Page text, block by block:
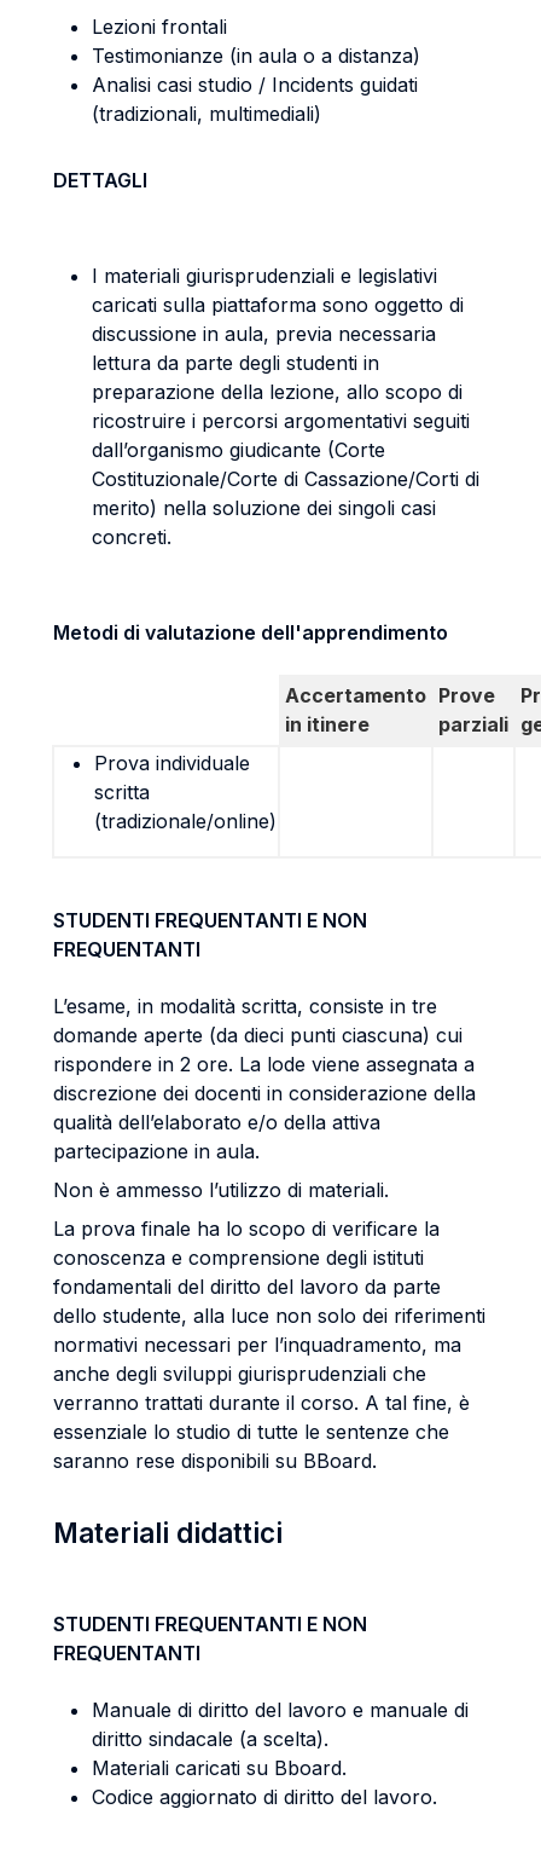
Lezioni frontali
Testimonianze (in aula o a distanza)
Analisi casi studio / Incidents guidati
(tradizionali, multimediali)
DETTAGLI
I materiali giurisprudenziali e legislativi
caricati sulla piattaforma sono oggetto di
discussione in aula, previa necessaria
lettura da parte degli studenti in
preparazione della lezione, allo scopo di
ricostruire i percorsi argomentativi seguiti
dall’organismo giudicante (Corte
Costituzionale/Corte di Cassazione/Corti di
merito) nella soluzione dei singoli casi
concreti.
Metodi di valutazione dell'apprendimento
Accertamento
in itinere
Prove
parziali
Prova individuale
scritta
(tradizionale/online)
STUDENTI FREQUENTANTI E NON
FREQUENTANTI
L’esame, in modalità scritta, consiste in tre
domande aperte (da dieci punti ciascuna) cui
rispondere in 2 ore. La lode viene assegnata a
discrezione dei docenti in considerazione della
qualità dell’elaborato e/o della attiva
partecipazione in aula.
Non è ammesso l’utilizzo di materiali.
La prova finale ha lo scopo di verificare la
conoscenza e comprensione degli istituti
fondamentali del diritto del lavoro da parte
dello studente, alla luce non solo dei riferimenti
normativi necessari per l’inquadramento, ma
anche degli sviluppi giurisprudenziali che
verranno trattati durante il corso. A tal fine, è
essenziale lo studio di tutte le sentenze che
saranno rese disponibili su BBoard.
Materiali didattici
STUDENTI FREQUENTANTI E NON
FREQUENTANTI
Manuale di diritto del lavoro e manuale di
diritto sindacale (a scelta).
Materiali caricati su Bboard.
Codice aggiornato di diritto del lavoro.